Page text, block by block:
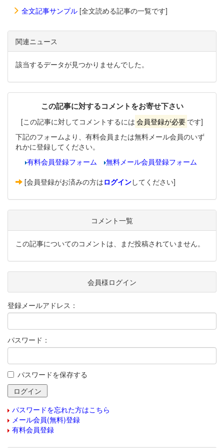
全文記事サンプル [全文読める記事の一覧です]
関連ニュース
該当するデータが見つかりませんでした。
この記事に対するコメントをお寄せ下さい
[この記事に対してコメントするには 会員登録が必要 です]
下記のフォームより、有料会員または無料メール会員のいず
れかに登録してください。
有料会員登録フォーム
無料メール会員登録フォーム
[会員登録がお済みの方はログインしてください]
コメント一覧
この記事についてのコメントは、まだ投稿されていません。
会員様ログイン
登録メールアドレス：
パスワード：
パスワードを保存する
パスワードを忘れた方はこちら
メール会員(無料)登録
有料会員登録